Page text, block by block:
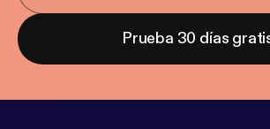
Prueba 30 días